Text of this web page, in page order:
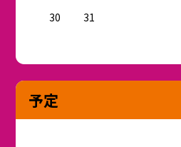
30
31
予定